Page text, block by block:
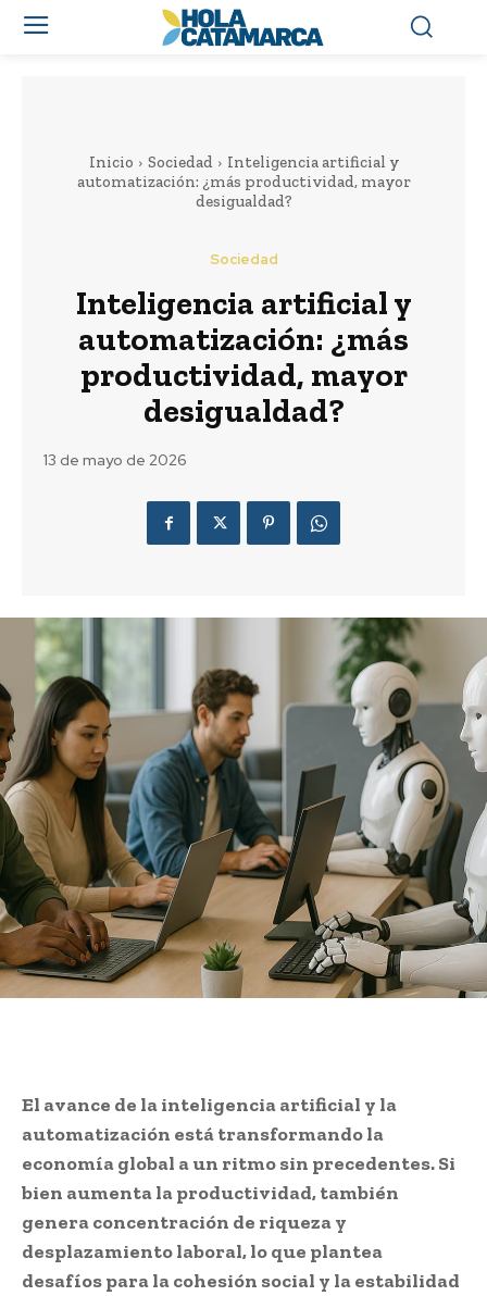
Inicio Sociedad
Inteligencia artificial y
automatización: ¿más productividad, mayor
desigualdad?
Sociedad
Inteligencia artificial y
automatización: ¿más
productividad, mayor
desigualdad?
13 de mayo de 2026
El avance de la inteligencia artificial y la
automatización está transformando la
economía global a un ritmo sin precedentes. Si
bien aumenta la productividad, también
genera concentración de riqueza y
desplazamiento laboral, lo que plantea
desafíos para la cohesión social y la estabilidad